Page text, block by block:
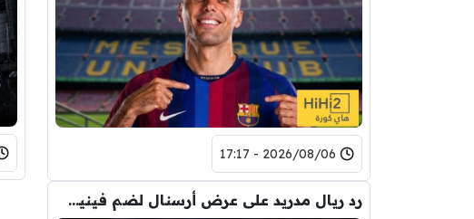
2026/08/06 - 17:17
رد ريال مدريد على عرض أرسنال لضم فينيسيوس